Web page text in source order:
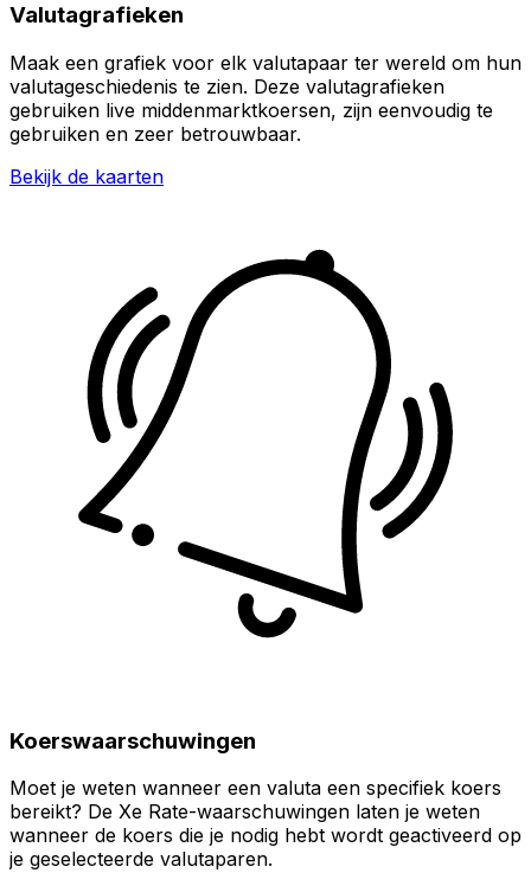
Valutagrafieken
Maak een grafiek voor elk valutapaar ter wereld om hun
valutageschiedenis te zien. Deze valutagrafieken
gebruiken live middenmarktkoersen, zijn eenvoudig te
gebruiken en zeer betrouwbaar.
Bekijk de kaarten
Koerswaarschuwingen
Moet je weten wanneer een valuta een specifiek koers
bereikt? De Xe Rate-waarschuwingen laten je weten
wanneer de koers die je nodig hebt wordt geactiveerd op
je geselecteerde valutaparen.